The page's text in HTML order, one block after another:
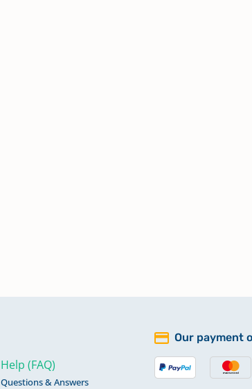
Help (FAQ)
Questions & Answers
Our payment